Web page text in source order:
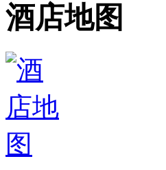
酒店地图